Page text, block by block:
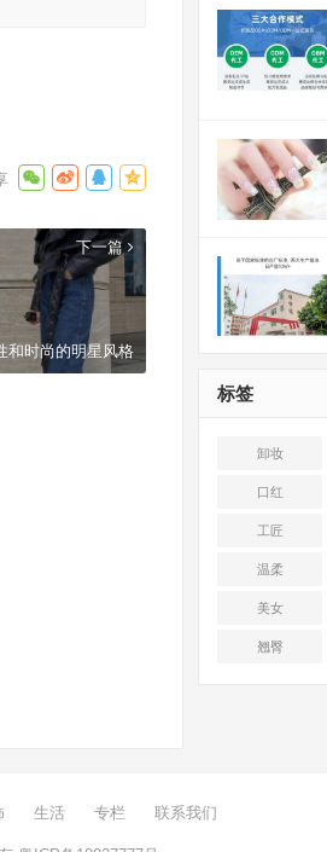
下一篇
和时尚的明星风格
标签
卸妆
口红
工匠
温柔
美女
翘臀
生活 专栏 联系我们